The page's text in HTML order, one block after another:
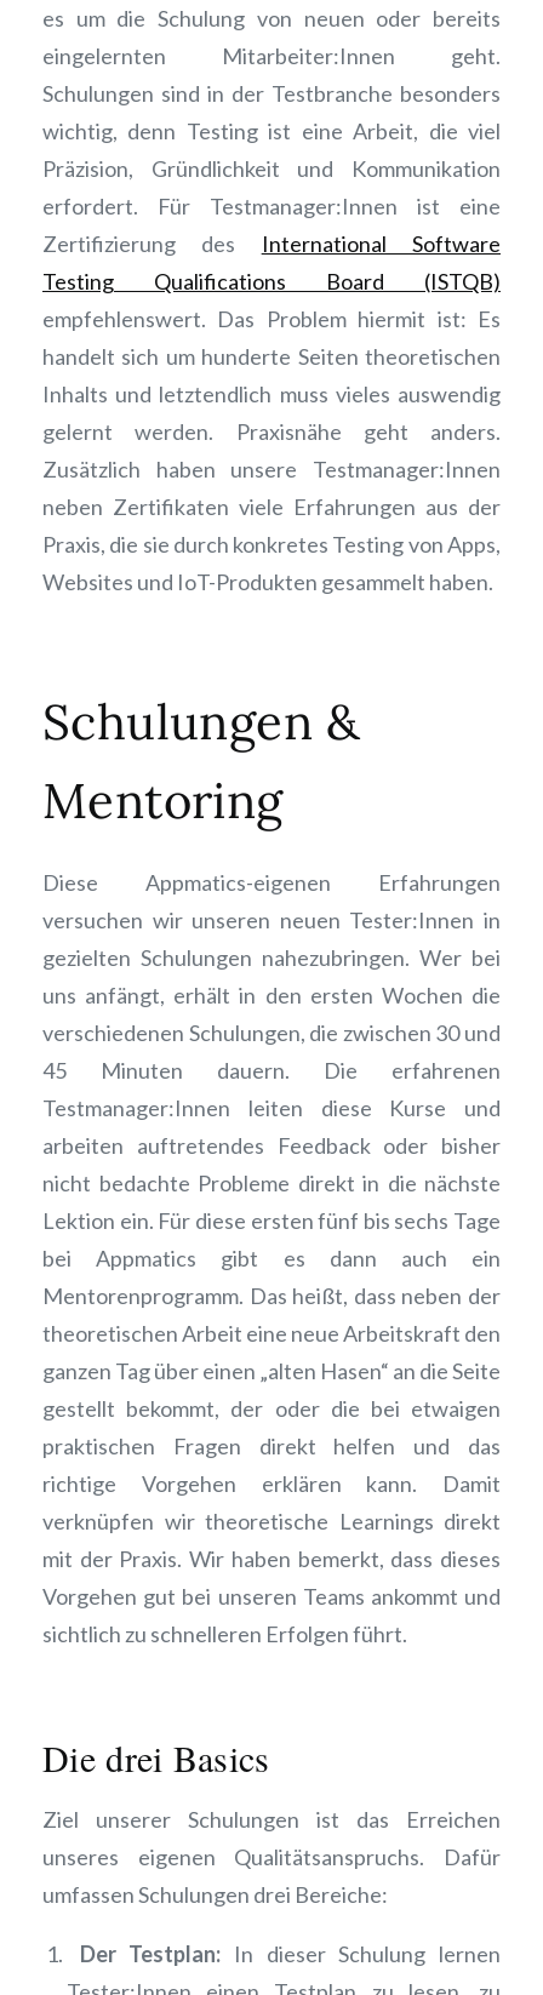
es um die Schulung von neuen oder bereits
eingelernten Mitarbeiter:Innen geht.
Schulungen sind in der Testbranche besonders
wichtig, denn Testing ist eine Arbeit, die viel
Präzision, Gründlichkeit und Kommunikation
erfordert. Für Testmanager:Innen ist eine
Zertifizierung des
International Software
Testing Qualifications Board (ISTQB)
empfehlenswert. Das Problem hiermit ist: Es
handelt sich um hunderte Seiten theoretischen
Inhalts und letztendlich muss vieles auswendig
gelernt werden. Praxisnähe geht anders.
Zusätzlich haben unsere Testmanager:Innen
neben Zertifikaten viele Erfahrungen aus der
Praxis, die sie durch konkretes Testing von Apps,
Websites und IoT-Produkten gesammelt haben.
Schulungen &
Mentoring
Diese Appmatics-eigenen Erfahrungen
versuchen wir unseren neuen Tester:Innen in
gezielten Schulungen nahezubringen. Wer bei
uns anfängt, erhält in den ersten Wochen die
verschiedenen Schulungen, die zwischen 30 und
45 Minuten dauern. Die erfahrenen
Testmanager:Innen leiten diese Kurse und
arbeiten auftretendes Feedback oder bisher
nicht bedachte Probleme direkt in die nächste
Lektion ein. Für diese ersten fünf bis sechs Tage
bei Appmatics gibt es dann auch ein
Mentorenprogramm. Das heißt, dass neben der
theoretischen Arbeit eine neue Arbeitskraft den
ganzen Tag über einen „alten Hasen“ an die Seite
gestellt bekommt, der oder die bei etwaigen
praktischen Fragen direkt helfen und das
richtige Vorgehen erklären kann. Damit
verknüpfen wir theoretische Learnings direkt
mit der Praxis. Wir haben bemerkt, dass dieses
Vorgehen gut bei unseren Teams ankommt und
sichtlich zu schnelleren Erfolgen führt.
Die drei Basics
Ziel unserer Schulungen ist das Erreichen
unseres eigenen Qualitätsanspruchs. Dafür
umfassen Schulungen drei Bereiche:
Der Testplan: In dieser Schulung lernen